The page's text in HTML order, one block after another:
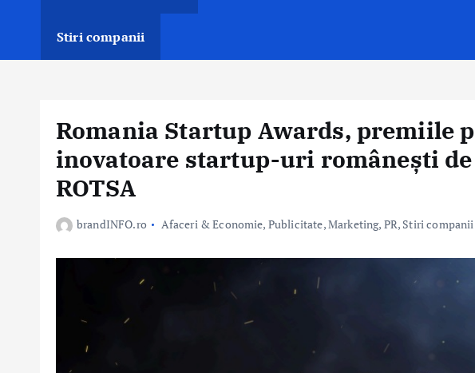
Stiri companii
Romania Startup Awards, premiile
inovatoare startup-uri românești
ROTSA
brandINFO.ro Afaceri & Economie, Publicitate, Marketing, PR, Stiri companii